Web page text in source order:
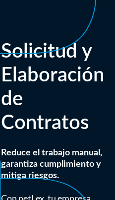
Solicitud y
Elaboración
de
Contratos
Reduce el trabajo manual,
garantiza cumplimiento y
mitiga riesgos.